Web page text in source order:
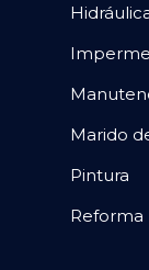
Marido
Pintura
Reforma